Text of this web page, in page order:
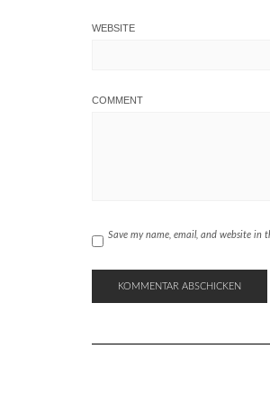
WEBSITE
COMMENT
Save my name, email, and website in